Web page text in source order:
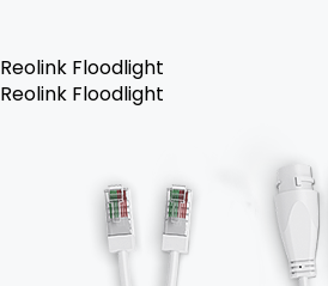
Reolink Floodlight
Reolink Floodlight